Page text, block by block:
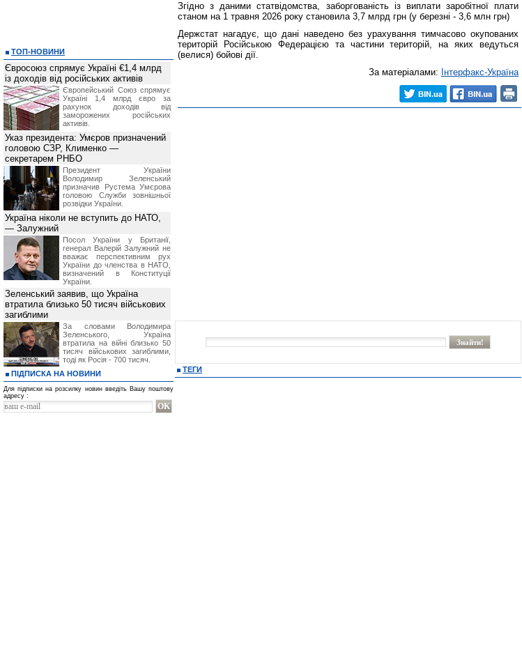
Згідно з даними статвідомства, заборгованість із виплати заробітної плати
станом на 1 травня 2026 року становила 3,7 млрд грн (у березні - 3,6 млн грн)
Держстат нагадує, що дані наведено без урахування тимчасово окупованих
територій Російською Федерацією та частини територій, на яких ведуться
(велися) бойові дії.
За матеріалами: Інтерфакс-Україна
ТЕГИ
ТОП-НОВИНИ
Євросоюз спрямує Україні €1,4 млрд
із доходів від російських активів
Європейський Союз спрямує
Україні 1,4 млрд євро за
рахунок доходів від
заморожених російських
активів.
Указ президента: Умєров призначений
головою СЗР, Клименко —
секретарем РНБО
Президент України
Володимир Зеленський
призначив Pустема Умєрова
головою Служби зовнішньої
розвідки України.
Україна ніколи не вступить до НАТО,
— Залужний
Посол України у Британії,
генерал Валерій Залужний не
вважає перспективним рух
України до членства в НАТО,
визначений в Конституції
України.
Зеленський заявив, що Україна
втратила близько 50 тисяч військових
загиблими
За словами Володимира
Зеленського, Україна
втратила на війні близько 50
тисяч військових загиблими,
тоді як Росія - 700 тисяч.
ПІДПИСКА НА НОВИНИ
Для підписки на розсилку новин введіть Вашу поштову
адресу :